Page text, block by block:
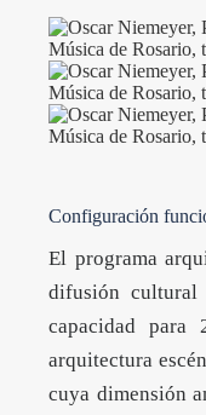
Configuración
El programa
difusión
capacidad para
arquitectura
cuya dimensión